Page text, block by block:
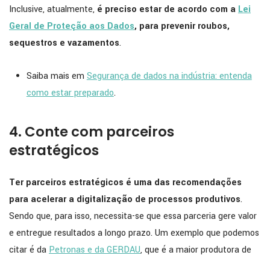
Inclusive, atualmente, é preciso estar de acordo com aLei
Geral de Proteção aos Dados, para prevenir roubos,
sequestros e vazamentos.
Saiba mais emSegurança de dados na indústria: entenda
como estar preparado.
4. Conte com parceiros
estratégicos
Ter parceiros estratégicos é uma das recomendações
para acelerar a digitalização de processos produtivos.
Sendo que, para isso, necessita-se que essa parceria gere valor
e entregue resultados a longo prazo. Um exemplo que podemos
citar é da Petronas e da GERDAU, que é a maior produtora de